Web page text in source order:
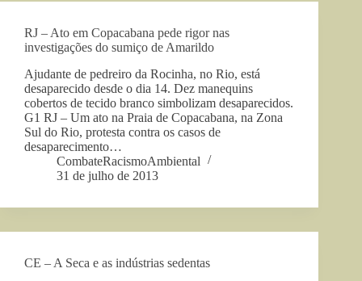
RJ – Ato em Copacabana pede rigor nas
investigações do sumiço de Amarildo
Ajudante de pedreiro da Rocinha, no Rio, está
desaparecido desde o dia 14. Dez manequins
cobertos de tecido branco simbolizam desaparecidos.
G1 RJ – Um ato na Praia de Copacabana, na Zona
Sul do Rio, protesta contra os casos de
desaparecimento…
CombateRacismoAmbiental
31 de julho de 2013
CE – A Seca e as indústrias sedentas